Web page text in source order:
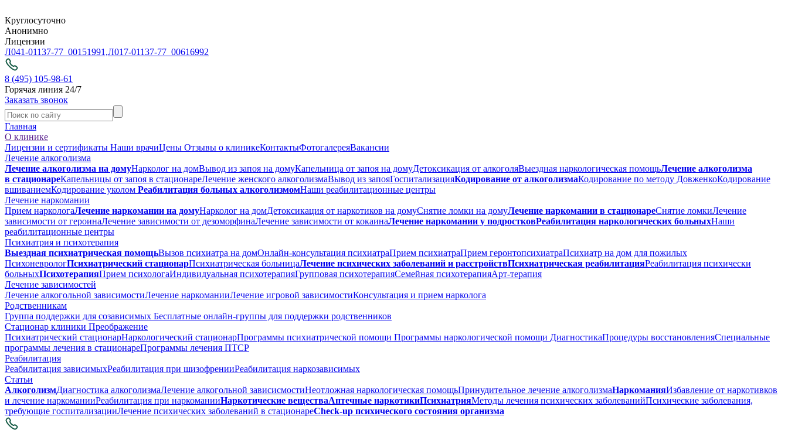
Круглосуточно
Анонимно
Лицензии
Л041-01137-77_00151991,Л017-01137-77_00616992
8 (495) 105-98-61
Горячая линия 24/7
Заказать звонок
Главная
О клинике
Лицензии и сертификаты Наши врачиЦены Отзывы о клиникеКонтактыФотогалереяВакансии
Лечение алкоголизма
Лечение алкоголизма на домуНарколог на домВывод из запоя на домуКапельница от запоя на домуДетоксикация от алкоголяВыездная наркологическая помощьЛечение алкоголизма
в стационареКапельницы от запоя в стационареЛечение женского алкоголизмаВывод из запояГоспитализацияКодирование от алкоголизмаКодирование по методу ДовженкоКодирование
вшиваниемКодирование уколом Реабилитация больных алкоголизмомНаши реабилитационные центры
Лечение наркомании
Прием наркологаЛечение наркомании на домуНарколог на домДетоксикация от наркотиков на домуСнятие ломки на домуЛечение наркомании в стационареСнятие ломкиЛечение
зависимости от героинаЛечение зависимости от дезоморфинаЛечение зависимости от кокаинаЛечение наркомании у подростковРеабилитация наркологических больныхНаши
реабилитационные центры
Психиатрия и психотерапия
Выездная психиатрическая помощьВызов психиатра на домОнлайн-консультация психиатраПрием психиатраПрием геронтопсихиатраПсихиатр на дом для пожилых
ПсихоневрологПсихиатрический стационарПсихиатрическая больницаЛечение психических заболеваний и расстройствПсихиатрическая реабилитацияРеабилитация психически
больныхПсихотерапияПрием психологаИндивидуальная психотерапияГрупповая психотерапияСемейная психотерапияАрт-терапия
Лечение зависимостей
Лечение алкогольной зависимостиЛечение наркоманииЛечение игровой зависимостиКонсультация и прием нарколога
Родственникам
Группа поддержки для созависимых Бесплатные онлайн-группы для поддержки родственников
Стационар клиники Преображение
Психиатрический стационарНаркологический стационарПрограммы психиатрической помощи Программы наркологической помощи ДиагностикаПроцедуры восстановленияСпециальные
программы лечения в стационареПрограммы лечения ПТСР
Реабилитация
Реабилитация зависимыхРеабилитация при шизофренииРеабилитация наркозависимых
Статьи
АлкоголизмДиагностика алкоголизмаЛечение алкогольной зависисмостиНеотложная наркологическая помощьПринудительное лечение алкоголизмаНаркоманияИзбавление от наркотивков
и лечение наркоманииРеабилитация при наркоманииНаркотические веществаАптечные наркотикиПсихиатрияМетоды лечения психических заболеванийПсихические заболевания,
требующие госпитализацииЛечение психических заболеваний в стационареCheck-up психического состояния организма